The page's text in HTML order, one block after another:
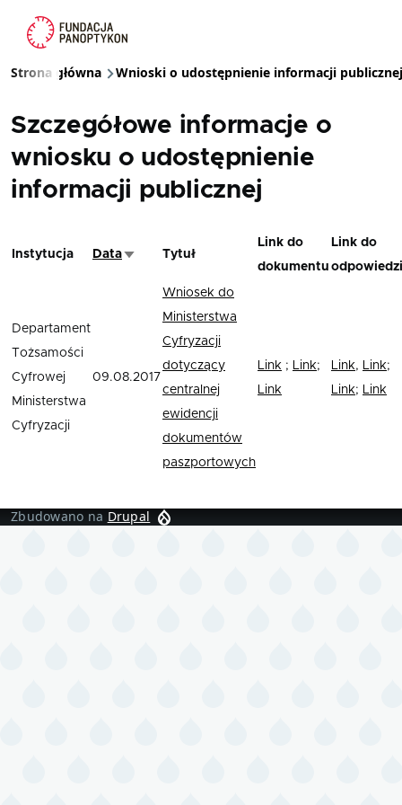
Ścieżka nawigacyjna
Strona główna Wnioski o udostępnienie informacji publicznej
Szczegółowe informacje o
wniosku o udostępnienie
informacji publicznej
Instytucja DataSortuj rosnąco
Tytuł
Link do
dokumentu
Link do
odpowiedzi
Departament
Tożsamości
Cyfrowej
Ministerstwa
Cyfryzacji
09.08.2017
Wniosek do
Ministerstwa
Cyfryzacji
dotyczący
centralnej
ewidencji
dokumentów
paszportowych
Link ; Link;
Link
Link, Link;
Link; Link
Zbudowano na Drupal